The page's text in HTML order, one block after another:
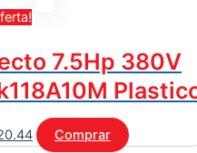
7.5Hp 380V
Comprar